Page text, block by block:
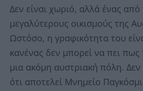
Δεν είναι χωριό, αλλά ένας από
μεγαλύτερους οικισμούς της
Ωστόσο, η γραφικότητα του
κανένας δεν μπορεί να πει πως
μια ακόμη αυστριακή πόλη. Δεν
ότι αποτελεί Μνημείο